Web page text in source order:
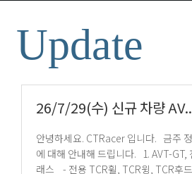
Update
26/7/29(수) 신규 차량 AV..
안녕하세요. CTRacer 입니다. 금주 정기점검시 추가된 내역
에 대해 안내해 드립니다. 1. AVT-GT, 전용 파츠 출시 - R클
래스 - 전용 TCR휠, TCR윙, TCR후드 출시 - AVT-GT 티켓